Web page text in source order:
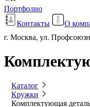
Портфолио
Контакты
О
г. Москва, ул.
Каталог
Кружки
Комплектующая